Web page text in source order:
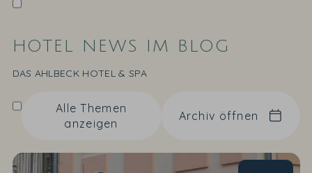
HOTEL NEWS IM BLOG
DAS AHLBECK HOTEL & SPA
Alle Themen
anzeigen
Archiv öffnen